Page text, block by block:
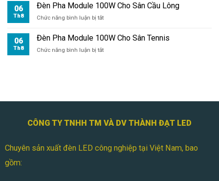
Sân
06
Th8
Đèn Pha Module 100W Cho Sân Cầu Lông
Chức năng bình luận bị tắtở
Pha
100W
06
Th8
Đèn Pha Module 100W Cho Sân Tennis
Chức năng bình luận bị tắtở
Sân
CÔNG TY TNHH TM VÀ DV THÀNH ĐẠT LED
Chuyên sản xuất đèn LED công nghiệp tại Việt Nam, bao
gồm: